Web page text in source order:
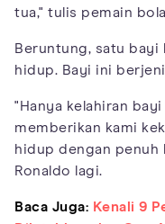
tua," tulis pemain
Beruntung, satu bayi
hidup. Bayi ini
"Hanya kelahiran
memberikan kami
hidup dengan penuh
Ronaldo lagi.
Baca Juga: Kenali 9